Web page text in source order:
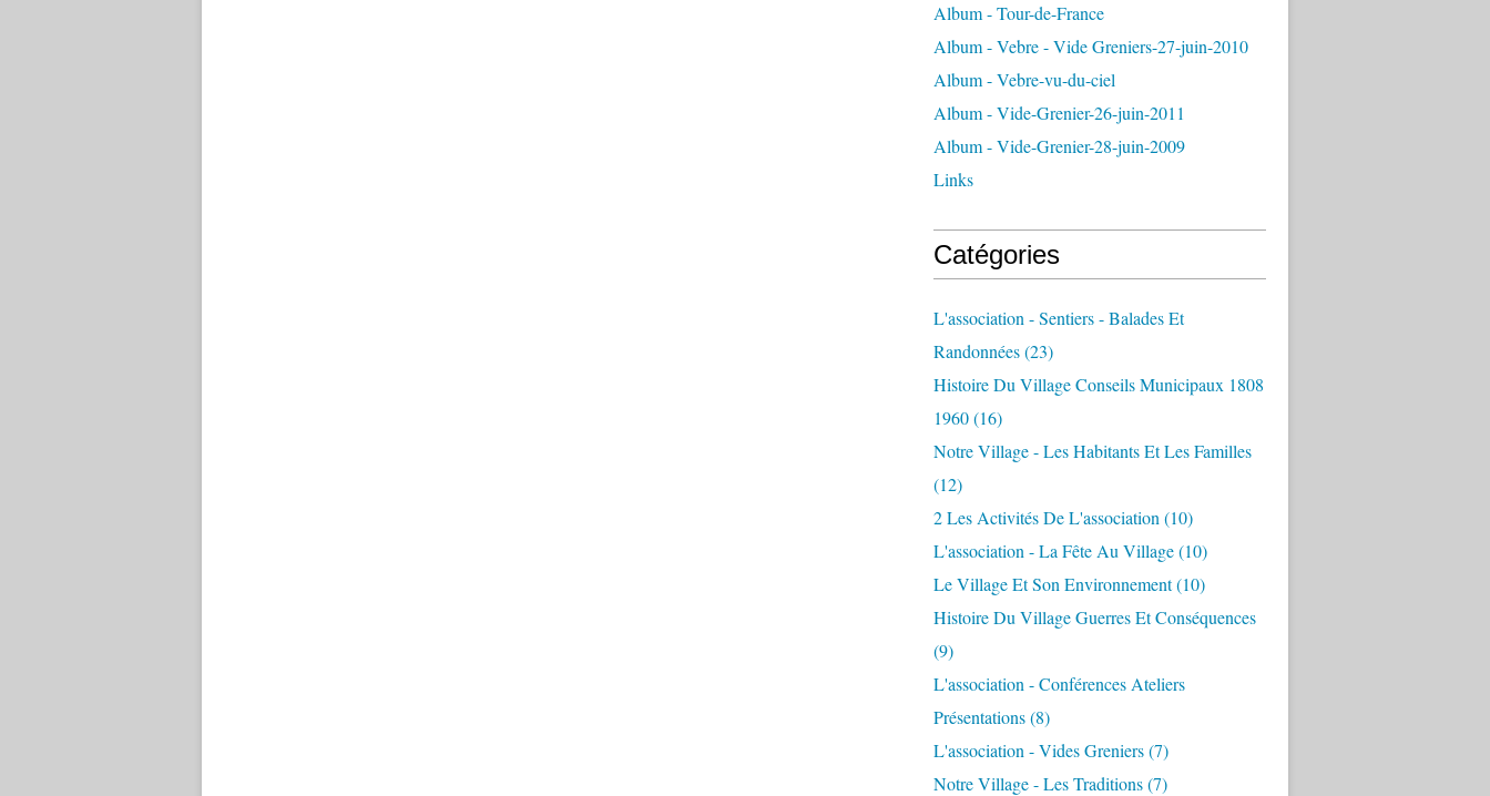
Album - Tour-de-France
Album - Vebre - Vide Greniers-27-juin-2010
Album - Vebre-vu-du-ciel
Album - Vide-Grenier-26-juin-2011
Album - Vide-Grenier-28-juin-2009
Links
Catégories
L'association - Sentiers - Balades Et
Randonnées(23)
Histoire Du Village Conseils Municipaux 1808
1960(16)
Notre Village - Les Habitants Et Les Familles
(12)
2 Les Activités De L'association (10)
L'association - La Fête Au Village(10)
Le Village Et Son Environnement(10)
Histoire Du Village Guerres Et Conséquences
(9)
L'association - Conférences Ateliers
Présentations(8)
L'association - Vides Greniers(7)
Notre Village - Les Traditions(7)